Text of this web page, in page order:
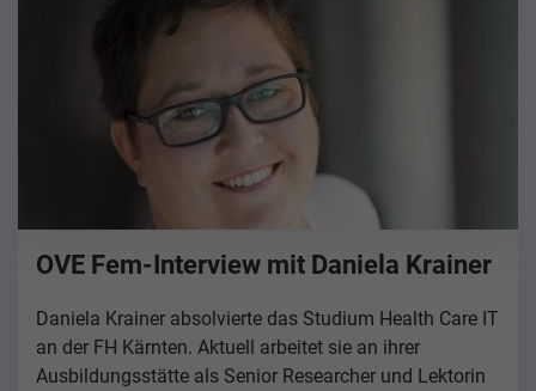
OVE Fem-Interview mit Daniela Krainer
Daniela Krainer absolvierte das Studium Health Care IT
an der FH Kärnten. Aktuell arbeitet sie an ihrer
Ausbildungsstätte als Senior Researcher und Lektorin